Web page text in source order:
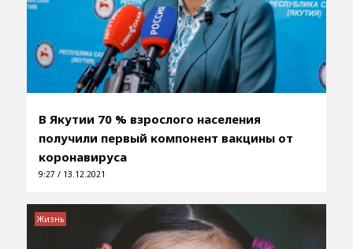
В Якутии 70 % взрослого населения
получили первый компонент вакцины от
коронавируса
9:27 / 13.12.2021
Жизнь